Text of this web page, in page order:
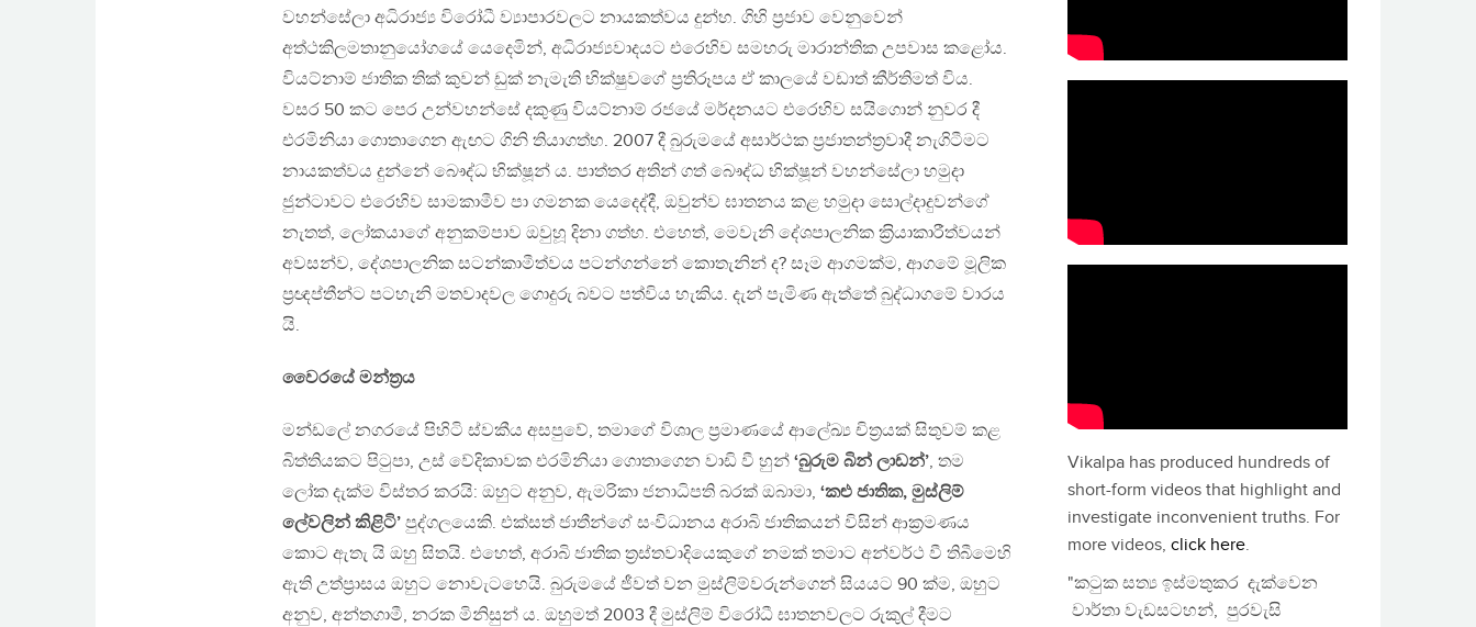
වහන්සේලා අධිරාජ්‍ය විරෝධී ව්‍යාපාරවලට නායකත්වය දුන්හ. ගිහි ප‍්‍රජාව වෙනුවෙන්
අත්ථකිලමතානුයෝගයේ යෙදෙමින්, අධිරාජ්‍යවාදයට එරෙහිව සමහරු මාරාන්තික උපවාස කළෝය.
වියට්නාම් ජාතික තික් කුවන් ඩුක් නැමැති භික්ෂුවගේ ප‍්‍රතිරූපය ඒ කාලයේ වඩාත් කීර්තිමත් විය.
වසර 50 කට පෙර උන්වහන්සේ දකුණු වියට්නාම් රජයේ මර්දනයට එරෙහිව සයිගොන් නුවර දී
එරමිනියා ගොතාගෙන ඇඟට ගිනි තියාගත්හ. 2007 දී බුරුමයේ අසාර්ථක ප‍්‍රජාතන්ත‍්‍රවාදී නැගිටීමට
නායකත්වය දුන්නේ බෞද්ධ භික්ෂූන් ය. පාත්තර අතින් ගත් බෞද්ධ භික්ෂූන් වහන්සේලා හමුදා
ජුන්ටාවට එරෙහිව සාමකාමීව පා ගමනක යෙදෙද්දී, ඔවුන්ව ඝාතනය කළ හමුදා සොල්දාදුවන්ගේ
නැතත්, ලෝකයාගේ අනුකම්පාව ඔවුහූ දිනා ගත්හ. එහෙත්, මෙවැනි දේශපාලනික ක‍්‍රියාකාරීත්වයන්
අවසන්ව, දේශපාලනික සටන්කාමීත්වය පටන්ගන්නේ කොතැනින් ද? සෑම ආගමක්ම, ආගමේ මූලික
ප‍්‍රඥප්තීන්ට පටහැනි මතවාදවල ගොදුරු බවට පත්විය හැකිය. දැන් පැමිණ ඇත්තේ බුද්ධාගමේ වාරය
යි.
වෛරයේ මන්ත‍්‍රය
මන්ඩලේ නගරයේ පිහිටි ස්වකීය අසපුවේ, තමාගේ විශාල ප‍්‍රමාණයේ ආලේඛ්‍ය චිත‍්‍රයක් සිතුවම් කළ
බිත්තියකට පිටුපා, උස් වේදිකාවක එරමිනියා ගොතාගෙන වාඩි වී හුන් ‘බුරුම බින් ලාඩන්’, තම
ලෝක දැක්ම විස්තර කරයි: ඔහුට අනුව, ඇමරිකා ජනාධිපති බරක් ඔබාමා, ‘කළු ජාතික, මුස්ලිම්
ලේවලින් කිළිටි’ පුද්ගලයෙකි. එක්සත් ජාතීන්ගේ සංවිධානය අරාබි ජාතිකයන් විසින් ආක‍්‍රමණය
කොට ඇතැ යි ඔහු සිතයි. එහෙත්, අරාබි ජාතික ත‍්‍රස්තවාදියෙකුගේ නමක් තමාට අන්වර්ථ වී තිබීමෙහි
ඇති උත්ප‍්‍රාසය ඔහුට නොවැටහෙයි. බුරුමයේ ජීවත් වන මුස්ලිම්වරුන්ගෙන් සියයට 90 ක්ම, ඔහුට
අනුව, අන්තගාමී, නරක මිනිසුන් ය. ඔහුමත් 2003 දී මුස්ලිම් විරෝධී ඝාතනවලට රුකුල් දීමට
Vikalpa has produced hundreds of
short-form videos that highlight and
investigate inconvenient truths. For
more videos, click here.
"කටුක සත්‍ය ඉස්මතුකර දැක්වෙන
වාර්තා වැඩසටහන්, පුරවැසි